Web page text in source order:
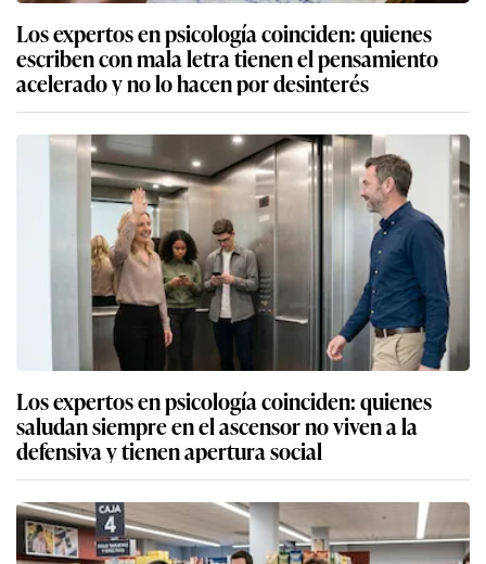
Los expertos en psicología coinciden: quienes
escriben con mala letra tienen el pensamiento
acelerado y no lo hacen por desinterés
Los expertos en psicología coinciden: quienes
saludan siempre en el ascensor no viven a la
defensiva y tienen apertura social